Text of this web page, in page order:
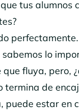
tus alumnos
perfectamente.
lo
fluya, pero,
termina de
puede estar en